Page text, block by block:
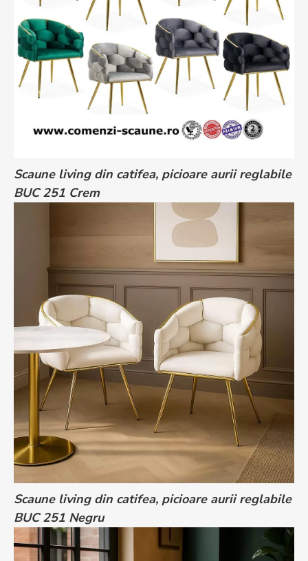
Scaune living din catifea, picioare aurii reglabile
BUC 251 Crem
Scaune living din catifea, picioare aurii reglabile
BUC 251 Negru